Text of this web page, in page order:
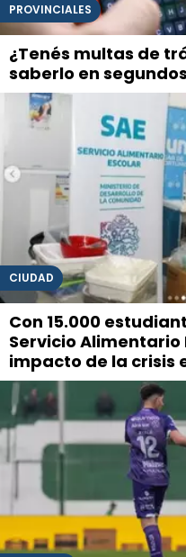
PROVINCIALES
¿Tenés multas de
saberlo en
CIUDAD
Con 15.000
Servicio Alimentario
impacto de la crisis